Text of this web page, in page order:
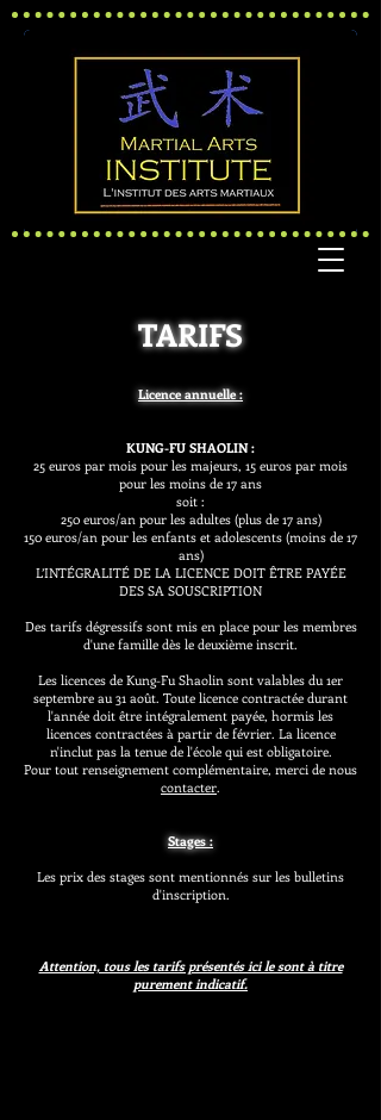
TARIFS
Licence annuelle :
KUNG-FU SHAOLIN :
25 euros par mois pour les majeurs, 15 euros par mois
pour les moins de 17 ans
soit :
250 euros/an pour les adultes (plus de 17 ans)
150 euros/an pour les enfants et adolescents (moins de 17
ans)
L’INTÉGRALITÉ DE LA LICENCE DOIT ÊTRE PAYÉE
DES SA SOUSCRIPTION
Des tarifs dégressifs sont mis en place pour les membres
d'une famille dès le deuxième inscrit.
Les licences de Kung-Fu Shaolin sont valables du 1er
septembre au 31 août. Toute licence contractée durant
l'année doit être intégralement payée, hormis les
licences contractées à partir de février. La licence
n'inclut pas la tenue de l'école qui est obligatoire.
Pour tout renseignement complémentaire, merci de nous
contacter.
Stages :
Les prix des stages sont mentionnés sur les bulletins
d'inscription.
Attention, tous les tarifs présentés ici le sont à titre
purement indicatif.